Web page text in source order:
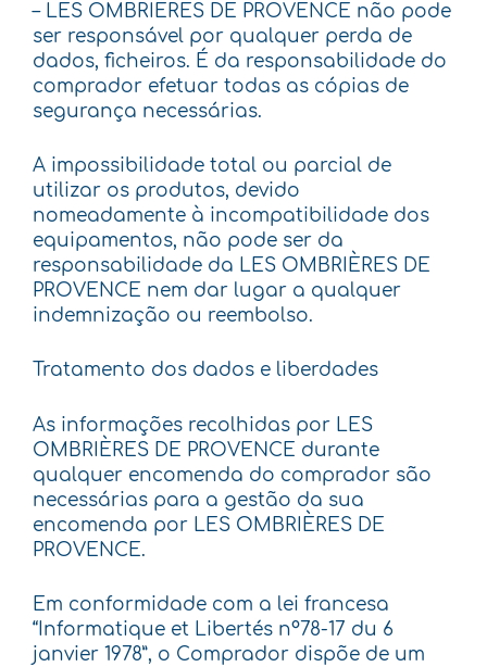
– LES OMBRIÈRES DE PROVENCE não pode
ser responsável por qualquer perda de
dados, ficheiros. É da responsabilidade do
comprador efetuar todas as cópias de
segurança necessárias.
A impossibilidade total ou parcial de
utilizar os produtos, devido
nomeadamente à incompatibilidade dos
equipamentos, não pode ser da
responsabilidade da LES OMBRIÈRES DE
PROVENCE nem dar lugar a qualquer
indemnização ou reembolso.
Tratamento dos dados e liberdades
As informações recolhidas por LES
OMBRIÈRES DE PROVENCE durante
qualquer encomenda do comprador são
necessárias para a gestão da sua
encomenda por LES OMBRIÈRES DE
PROVENCE.
Em conformidade com a lei francesa
“Informatique et Libertés n°78-17 du 6
janvier 1978”, o Comprador dispõe de um